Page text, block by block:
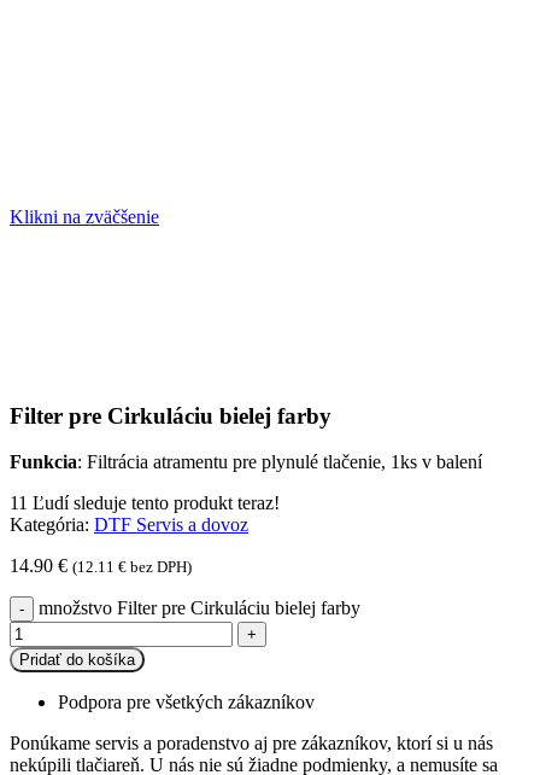
Klikni na zväčšenie
Filter pre Cirkuláciu bielej farby
Funkcia: Filtrácia atramentu pre plynulé tlačenie, 1ks v balení
11 Ľudí sleduje tento produkt teraz!
Kategória: DTF Servis a dovoz
14.90 € (12.11 € bez DPH)
množstvo Filter pre Cirkuláciu bielej farby
Pridať do košíka
Podpora pre všetkých zákazníkov
Ponúkame servis a poradenstvo aj pre zákazníkov, ktorí si u nás
nekúpili tlačiareň. U nás nie sú žiadne podmienky, a nemusíte sa